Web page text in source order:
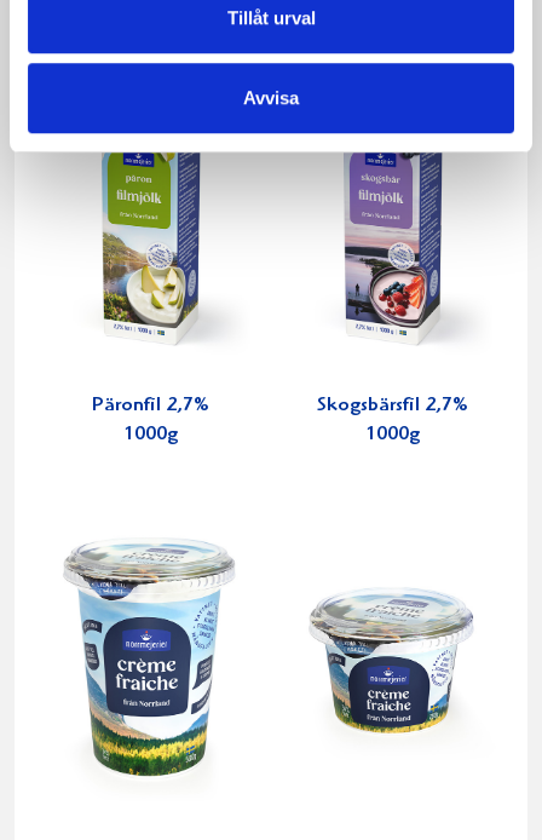
Tillåt urval
Avvisa
Päronfil 2,7%
1000g
Skogsbärsfil 2,7%
1000g